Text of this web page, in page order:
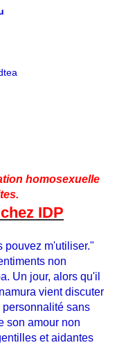
homosexuelle
IDP
pouvez m'utiliser."
non
Un jour, alors qu'il
vient discuter
sans
son amour non
et aidantes